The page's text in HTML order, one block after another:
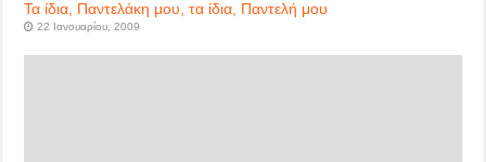
Τα ίδια, Παντελάκη μου, τα ίδια, Παντελή μου
22 Ιανουαρίου, 2009